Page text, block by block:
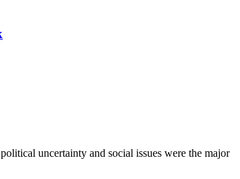
uncertainty and social issues were the major